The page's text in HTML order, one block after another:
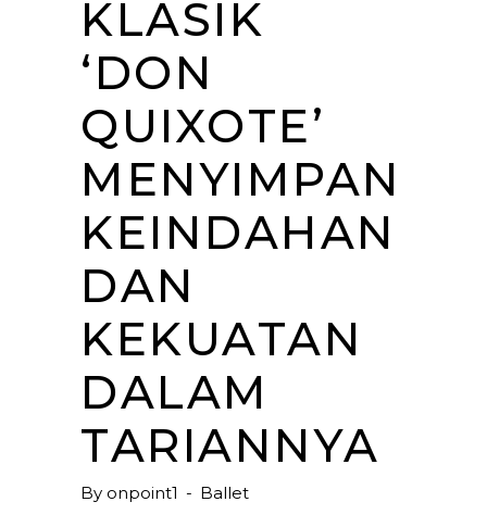
KLASIK
‘DON
QUIXOTE’
MENYIMPAN
KEINDAHAN
DAN
KEKUATAN
DALAM
TARIANNYA
By onpoint1 Ballet